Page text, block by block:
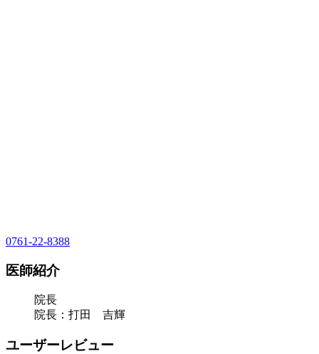
0761-22-8388
医師紹介
院長
院長：打田 吉輝
ユーザーレビュー